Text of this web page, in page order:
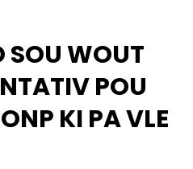
SOU WOUT
POU
KI PA VLE